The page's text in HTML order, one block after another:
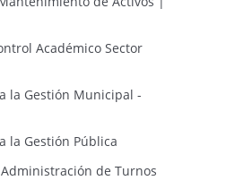
Académico Sector
la Gestión Municipal -
la Gestión Pública
de Turnos